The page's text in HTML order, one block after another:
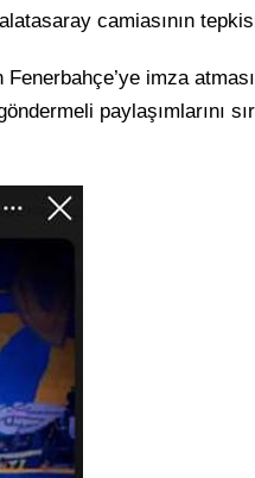
camiasının
imza
paylaşımlarını